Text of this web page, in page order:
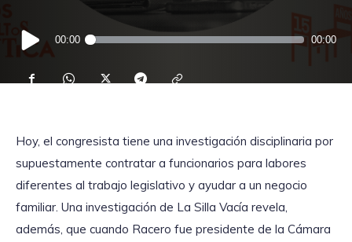
Reproductor
de
00:00 00:00
Hoy, el congresista tiene una investigación disciplinaria por
supuestamente contratar a funcionarios para labores
diferentes al trabajo legislativo y ayudar a un negocio
familiar. Una investigación de La Silla Vacía revela,
además, que cuando Racero fue presidente de la Cámara